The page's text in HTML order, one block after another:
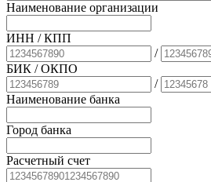
Наименование организации
ИНН / КПП
/
БИК / ОКПО
/
Наименование банка
Город банка
Расчетный счет